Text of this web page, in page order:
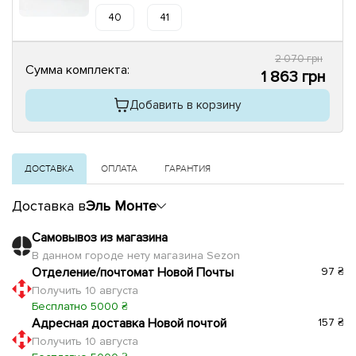
40 41
Сумма комплекта:
2 070 грн
1 863 грн
Добавить в корзину
ДОСТАВКА ОПЛАТА ГАРАНТИЯ
Доставка вЭль Монте
Самовывоз из магазина
В данном городе нету магазина Sezon
Отделение/почтомат Новой Почты
Получить 10 августа
Бесплатно 5000 ₴
97 ₴
Адресная доставка Новой почтой
Получить 10 августа
157 ₴